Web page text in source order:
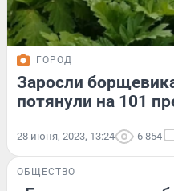
ГОРОД
Заросли
потянули на 101
28 июня, 2023, 13:24 6 854
ОБЩЕСТВО